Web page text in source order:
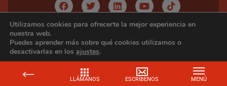
Copyright © 2024 ERAVENDING
Utilizamos cookies para ofrecerte la mejor experiencia en
nuestra web.
Puedes aprender más sobre qué cookies utilizamos o
desactivarlas en los ajustes.
Aceptar Rechazar CERRAR EL